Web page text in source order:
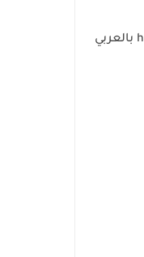
ما هو الرد على happy birthday بالعربي